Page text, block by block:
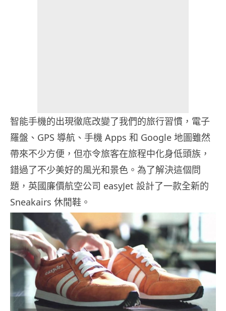
智能手機的出現徹底改變了我們的旅行習慣，電子
羅盤、GPS 導航、手機 Apps 和 Google 地圖雖然
帶來不少方便，但亦令旅客在旅程中化身低頭族，
錯過了不少美好的風光和景色。為了解決這個問
題，英國廉價航空公司 easyJet 設計了一款全新的
Sneakairs 休閒鞋。